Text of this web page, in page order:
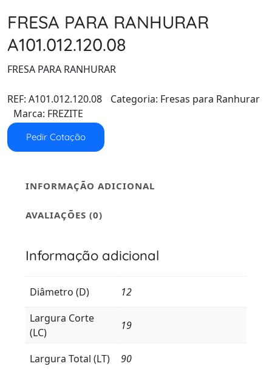
FRESA PARA RANHURAR
A101.012.120.08
FRESA PARA RANHURAR
REF: A101.012.120.08 Categoria: Fresas para Ranhurar
Marca: FREZITE
Pedir Cotação
INFORMAÇÃO ADICIONAL
AVALIAÇÕES (0)
Informação adicional
Diâmetro (D)
12
Largura Corte
(LC)
19
Largura Total (LT) 90